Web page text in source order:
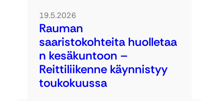
19.5.2026
Rauman
saaristokohteita huolletaa
n kesäkuntoon –
Reittiliikenne käynnistyy
toukokuussa